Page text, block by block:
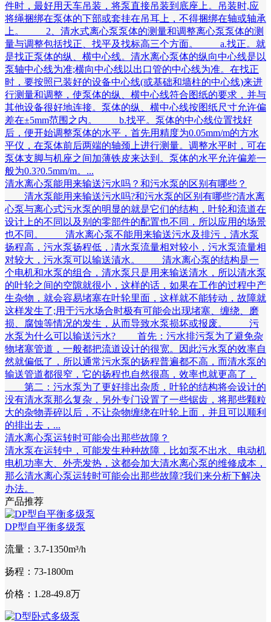
件时，最好用天车吊装，将泵直接吊装到底座上。吊装时,应
将绳捆绑在泵体的下部或套挂在吊耳上，不得捆绑在轴或轴承
上。 2、清水式离心泵泵体的测量和调整离心泵泵体的测
量与调整包括找正、找平及找标高三个方面。 a.找正。就
是找正泵体的纵、横中心线。清水离心泵体的纵向中心线是以
泵轴中心线为准;横向中心线以出口管的中心线为准。在找正
时，要按照已装好的设备中心线(或基础和墙柱的中心线)来进
行测量和调整，使泵体的纵、横中心线符合图纸的要求，并与
其他设备很好地连接。泵体的纵、横中心线按图纸尺寸允许偏
差在±5mm范围之内。 b.找平。泵体的中心线位置找好
后，便开始调整泵体的水平，首先用精度为0.05mm/m的方水
平仪，在泵体前后两端的轴颈上进行测量。调整水平时，可在
泵体支脚与机座之间加薄铁皮来达到。泵体的水平允许偏差一
般为0.3?0.5mm/m。...
清水离心泵能用来输送污水吗？和污水泵的区别有哪些？
清水泵能用来输送污水吗?和污水泵的区别有哪些?清水离
心泵与离心式污水泵的明显的就是它们的结构，叶轮和流道在
设计上的不同以及别的零部件的配置也不同，所以应用的场景
也不同。 清水离心泵不能用来输送污水及排污，清水泵
扬程高，污水泵扬程低，凊水泵流量相对较小，污水泵流量相
对较大，污水泵可以输送漬水。 清水离心泵的结构是一
个电机和水泵的组合，清水泵只是用来输送清水，所以清水泵
的叶轮之间的空隙就很小，这样的话，如果在工作的过程中产
生杂物，就会容易堵塞在叶轮里面，这样就不能转动，故障就
这样发生了;用于污水场合时极有可能会出现堵塞、缠绕、磨
损、腐蚀等情况的发生，从而导致水泵损坏或报废。 污
水泵为什么可以输送污水? 首先：污水排污泵为了避免杂
物堵塞管道，一般都把流道设计的很宽。因此污水泵的效率自
然就偏低了，所以通常污水泵的扬程普遍都不高，而清水泵的
输送管道都很窄，它的扬程也自然很髙，效率也就更高了，
第二：污水泵为了更好排出杂质，叶轮的结构将会设计的
没有清水泵那么复杂，另外专门设置了一些锯齿，将那些颗粒
大的杂物弄碎以后，不让杂物缠绕在叶轮上面，并且可以顺利
的排出去，...
清水离心泵运转时可能会出那些故障？
清水泵在运转中，可能发生种种故障，比如泵不出水、电动机
电机功率大、外壳发热，这都会加大清水离心泵的维修成本，
那么清水离心泵运转时可能会出那些故障?我们来分析下解决
办法。
产品推荐
DP型自平衡多级泵
流量：3.7-1350m³/h
扬程：73-1800m
价格：1.28-49.8万